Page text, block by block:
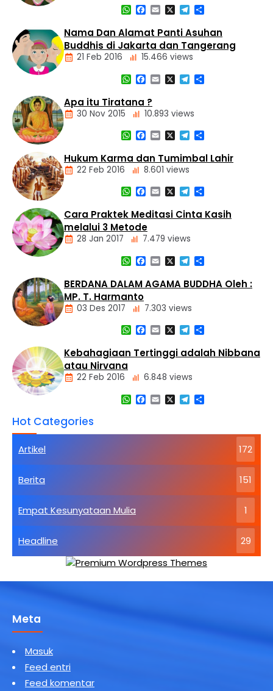
WhatsApp
Facebook
Email
X Telegram
Share
Tempat
Buddhis
Berita
Daerah
Nasional
Panti
Asuhan
Nama Dan Alamat Panti Asuhan
Buddhis di Jakarta dan Tangerang
21 Feb 2016 15.466 views
WhatsApp
Facebook
Email
X Telegram
Share
Dasar
Agama
Buddha
Tiga
Mustika
Apa itu Tiratana ?
30 Nov 2015 10.893 views
WhatsApp
Facebook
Email
X Telegram
Share
Artikel
Dasar
Agama
Buddha
Hukum
dan
Tumimbal-
lahir
Hukum Karma dan Tumimbal Lahir
22 Feb 2016 8.601 views
WhatsApp
Facebook
Email
X Telegram
Share
Meditasi
Cara Praktek Meditasi Cinta Kasih
melalui 3 Metode
28 Jan 2017 7.479 views
WhatsApp
Facebook
Email
X Telegram
Share
BERDANA DALAM AGAMA BUDDHA Oleh :
MP. T. Harmanto
03 Des 2017 7.303 views
WhatsApp
Facebook
Email
X Telegram
Share
Dasar
Agama
Buddha
Kebahagiaan
Kebahagiaan Tertinggi adalah Nibbana
atau Nirvana
22 Feb 2016 6.848 views
WhatsApp
Facebook
Email
X Telegram
Share
Hot Categories
Artikel 172
Berita 151
Empat Kesunyataan Mulia 1
Headline 29
Meta
Masuk
Feed entri
Feed komentar